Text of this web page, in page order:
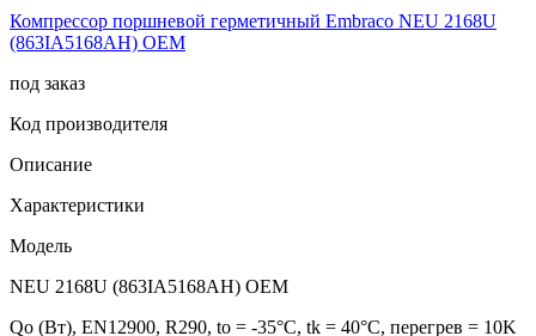
Компрессор поршневой герметичный Embraco NEU 2168U
(863IA5168AH) OEM
под заказ
Код производителя
Описание
Характеристики
Модель
NEU 2168U (863IA5168AH) OEM
Qo (Вт), EN12900, R290, to = -35°С, tk = 40°С, перегрев = 10K